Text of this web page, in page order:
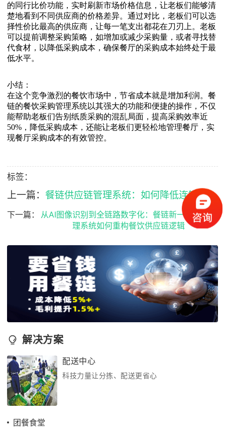
的同行比价功能，实时刷新市场价格信息，让老板们能够清
楚地看到不同供应商的价格差异。通过对比，老板们可以选
择性价比最高的供应商，让每一笔支出都花在刀刃上。老板
可以提前调整采购策略，如增加或减少采购量，或者寻找替
代食材，以降低采购成本，确保餐厅的采购成本始终处于最
低水平。
小结：
在这个竞争激烈的餐饮市场中，节省成本就是增加利润。餐
链的餐饮采购管理系统以其强大的功能和便捷的操作，不仅
能帮助老板们告别纸质采购的混乱局面，提高采购效率近
50%，降低采购成本，还能让老板们更轻松地管理餐厅，实
现餐厅采购成本的有效管控。
标签：
上一篇： 餐链供应链管理系统：如何降低连锁餐饮管理难题？
下一篇：
从AI图像识别到全链路数字化：餐链新一代餐饮管
理系统如何重构餐饮供应链逻辑
解决方案
配送中心
科技力量让分拣、配送更省心
团餐食堂